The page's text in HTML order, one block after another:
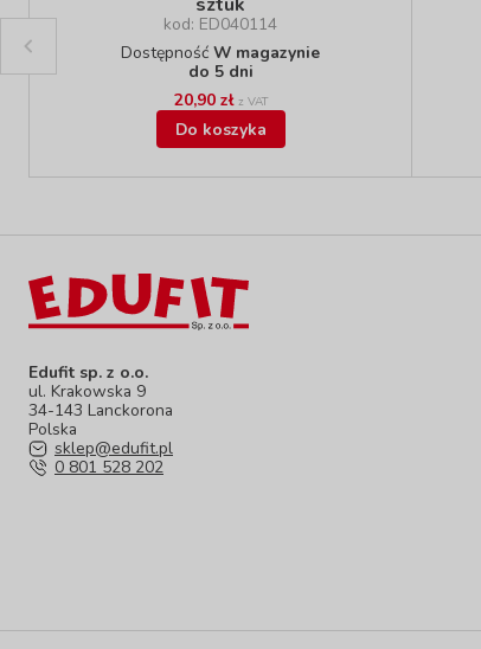
kod: ED040114
DostępnośćW magazynie
do 5 dni
20,90 zł z VAT
Do koszyka
Edufit sp. z o.o.
ul. Krakowska 9
34-143 Lanckorona
Polska
sklep@edufit.pl
0 801 528 202